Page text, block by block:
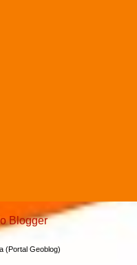
Blogger
(Portal Geoblog)